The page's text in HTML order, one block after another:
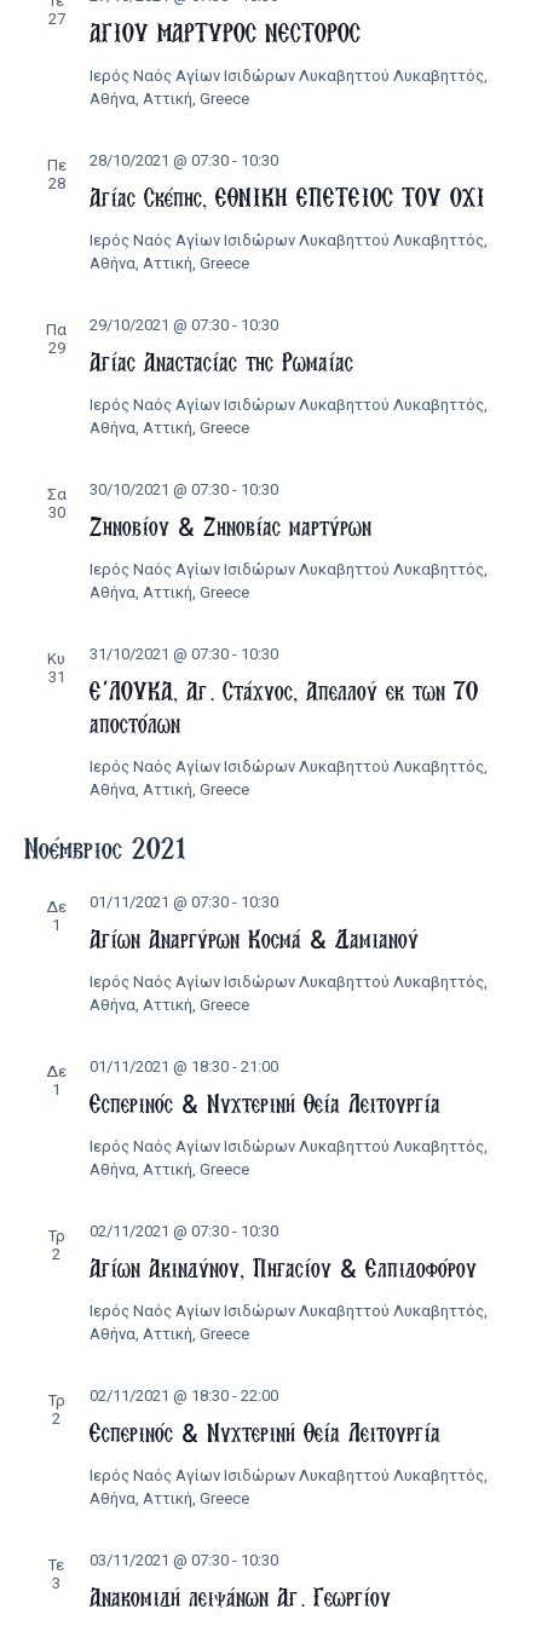
27
ΑΓΙΟΥ ΜΑΡΤΥΡΟΣ ΝΕΣΤΟΡΟΣ
Ιερός Ναός Αγίων Ισιδώρων Λυκαβηττού Λυκαβηττός,
Αθήνα, Αττική, Greece
Πε
28
Αγίας Σκέπης, ΕΘΝΙΚΗ ΕΠΕΤΕΙΟΣ ΤΟΥ ΟΧΙ
28/10/2021 @ 07:30- 10:30
Ιερός Ναός Αγίων Ισιδώρων Λυκαβηττού Λυκαβηττός,
Αθήνα, Αττική, Greece
Πα
29
Αγίας Αναστασίας της Ρωμαίας
29/10/2021 @ 07:30- 10:30
Ιερός Ναός Αγίων Ισιδώρων Λυκαβηττού Λυκαβηττός,
Αθήνα, Αττική, Greece
Σα
30
Ζηνοβίου & Ζηνοβίας μαρτύρων
30/10/2021 @ 07:30- 10:30
Ιερός Ναός Αγίων Ισιδώρων Λυκαβηττού Λυκαβηττός,
Αθήνα, Αττική, Greece
Κυ
31
Ε΄ΛΟΥΚΑ, Αγ. Στάχυος, Απελλού εκ των 70
αποστόλων
31/10/2021 @ 07:30- 10:30
Ιερός Ναός Αγίων Ισιδώρων Λυκαβηττού Λυκαβηττός,
Αθήνα, Αττική, Greece
Νοέμβριος 2021
Δε
1
Αγίων Αναργύρων Κοσμά & Δαμιανού
01/11/2021 @ 07:30- 10:30
Ιερός Ναός Αγίων Ισιδώρων Λυκαβηττού Λυκαβηττός,
Αθήνα, Αττική, Greece
Δε
1
Εσπερινός & Νυχτερινή Θεία Λειτουργία
01/11/2021 @ 18:30- 21:00
Ιερός Ναός Αγίων Ισιδώρων Λυκαβηττού Λυκαβηττός,
Αθήνα, Αττική, Greece
Τρ
2
Αγίων Ακινδύνου, Πηγασίου & Ελπιδοφόρου
02/11/2021 @ 07:30- 10:30
Ιερός Ναός Αγίων Ισιδώρων Λυκαβηττού Λυκαβηττός,
Αθήνα, Αττική, Greece
Τρ
2
Εσπερινός & Νυχτερινή Θεία Λειτουργία
02/11/2021 @ 18:30- 22:00
Ιερός Ναός Αγίων Ισιδώρων Λυκαβηττού Λυκαβηττός,
Αθήνα, Αττική, Greece
Τε
3
Ανακομιδή λειψάνων Αγ. Γεωργίου
03/11/2021 @ 07:30- 10:30